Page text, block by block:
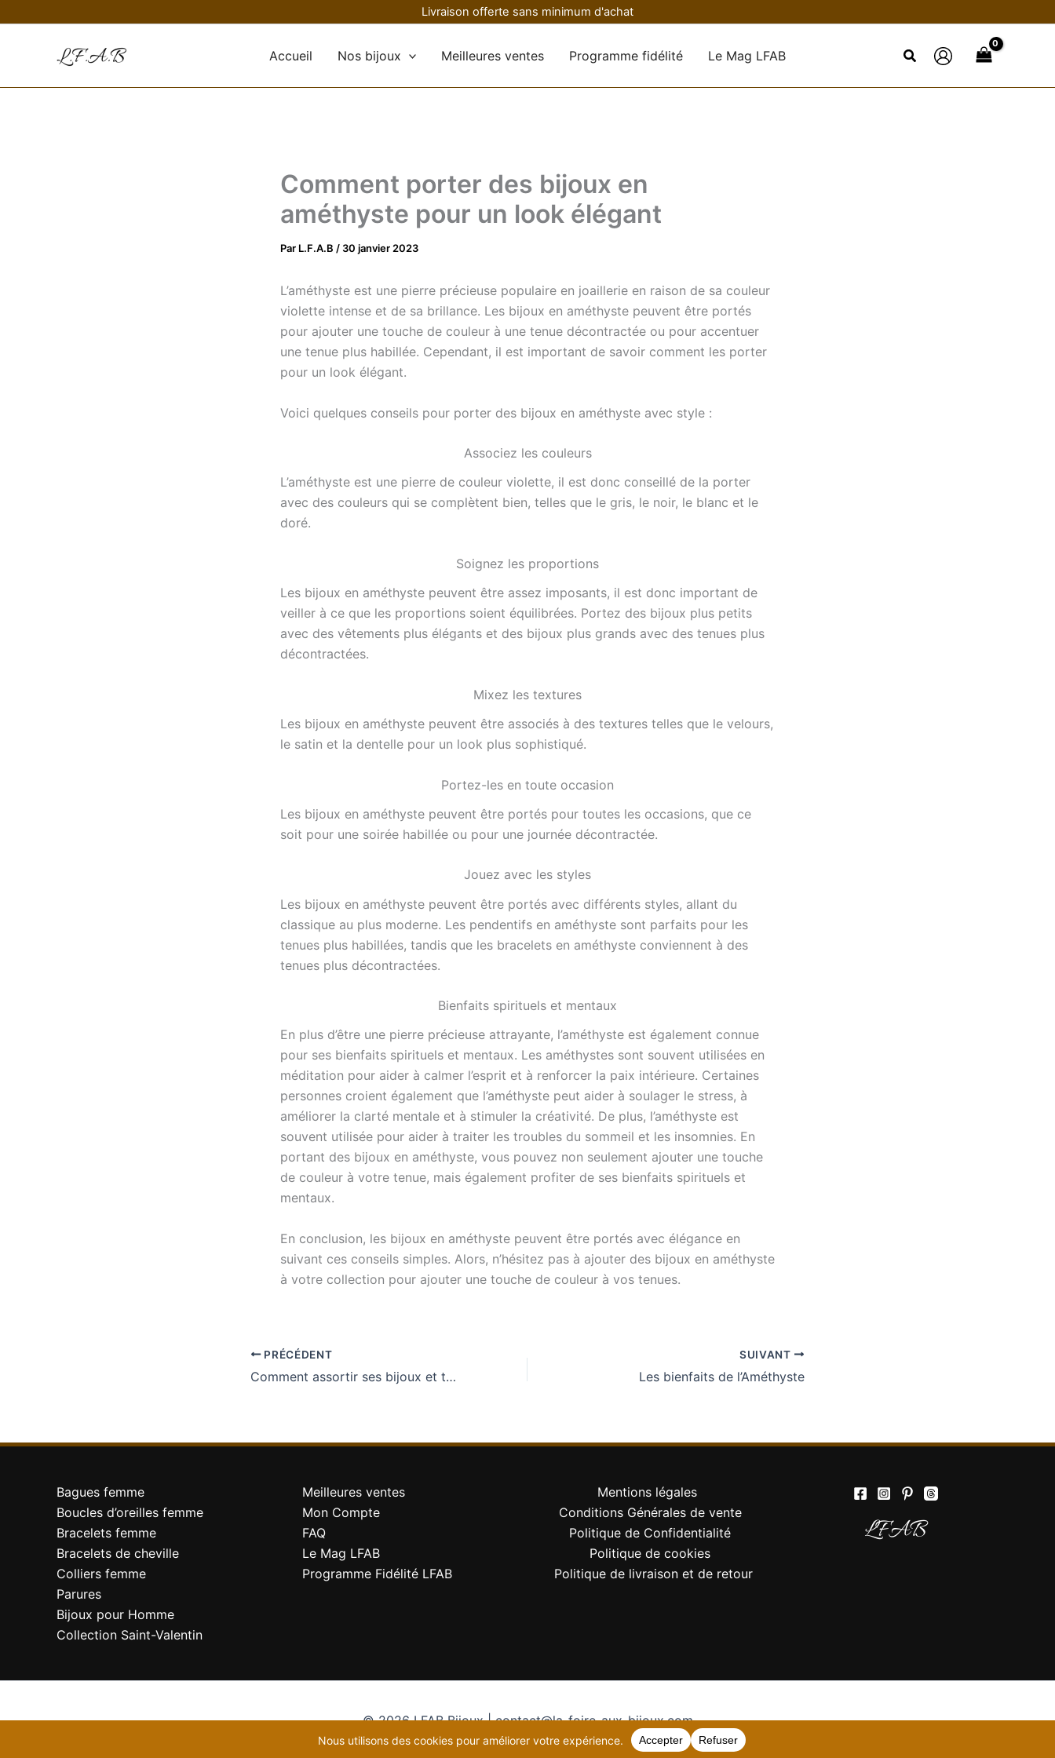
Livraison offerte sans minimum d'achat
Accueil Nos bijoux Meilleures ventes Programme fidélité Le Mag LFAB
Comment porter des bijoux en
améthyste pour un look élégant
Par L.F.A.B / 30 janvier 2023
L’améthyste est une pierre précieuse populaire en joaillerie en raison de sa couleur
violette intense et de sa brillance. Les bijoux en améthyste peuvent être portés
pour ajouter une touche de couleur à une tenue décontractée ou pour accentuer
une tenue plus habillée. Cependant, il est important de savoir comment les porter
pour un look élégant.
Voici quelques conseils pour porter des bijoux en améthyste avec style :
Associez les couleurs
L’améthyste est une pierre de couleur violette, il est donc conseillé de la porter
avec des couleurs qui se complètent bien, telles que le gris, le noir, le blanc et le
doré.
Soignez les proportions
Les bijoux en améthyste peuvent être assez imposants, il est donc important de
veiller à ce que les proportions soient équilibrées. Portez des bijoux plus petits
avec des vêtements plus élégants et des bijoux plus grands avec des tenues plus
décontractées.
Mixez les textures
Les bijoux en améthyste peuvent être associés à des textures telles que le velours,
le satin et la dentelle pour un look plus sophistiqué.
Portez-les en toute occasion
Les bijoux en améthyste peuvent être portés pour toutes les occasions, que ce
soit pour une soirée habillée ou pour une journée décontractée.
Jouez avec les styles
Les bijoux en améthyste peuvent être portés avec différents styles, allant du
classique au plus moderne. Les pendentifs en améthyste sont parfaits pour les
tenues plus habillées, tandis que les bracelets en améthyste conviennent à des
tenues plus décontractées.
Bienfaits spirituels et mentaux
En plus d’être une pierre précieuse attrayante, l’améthyste est également connue
pour ses bienfaits spirituels et mentaux. Les améthystes sont souvent utilisées en
méditation pour aider à calmer l’esprit et à renforcer la paix intérieure. Certaines
personnes croient également que l’améthyste peut aider à soulager le stress, à
améliorer la clarté mentale et à stimuler la créativité. De plus, l’améthyste est
souvent utilisée pour aider à traiter les troubles du sommeil et les insomnies. En
portant des bijoux en améthyste, vous pouvez non seulement ajouter une touche
de couleur à votre tenue, mais également profiter de ses bienfaits spirituels et
mentaux.
En conclusion, les bijoux en améthyste peuvent être portés avec élégance en
suivant ces conseils simples. Alors, n’hésitez pas à ajouter des bijoux en améthyste
à votre collection pour ajouter une touche de couleur à vos tenues.
PRÉCÉDENT
Comment assortir ses bijoux et tenues avec élégance
SUIVANT
Les bienfaits de l’Améthyste
Bagues femme
Boucles d’oreilles femme
Bracelets femme
Bracelets de cheville
Colliers femme
Parures
Bijoux pour Homme
Collection Saint-Valentin
Meilleures ventes
Mon Compte
FAQ
Le Mag LFAB
Programme Fidélité LFAB
Mentions légales
Conditions Générales de vente
Politique de Confidentialité
Politique de cookies
Politique de livraison et de retour
LFAB
© 2026 LFAB Bijoux | contact@la-foire-aux-bijoux.com